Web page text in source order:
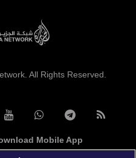
All Rights Reserved.
Mobile App